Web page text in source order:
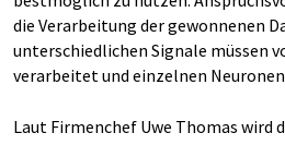
die Verarbeitung der gewonnenen
unterschiedlichen Signale müssen
verarbeitet und einzelnen
Laut Firmenchef Uwe Thomas wird